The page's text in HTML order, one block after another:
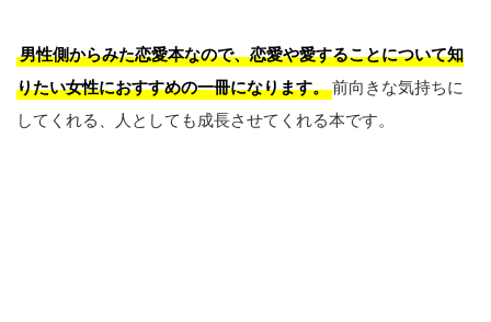
男性側からみた恋愛本なので、恋愛や愛することについて知
りたい女性におすすめの一冊になります。前向きな気持ちに
してくれる、人としても成長させてくれる本です。